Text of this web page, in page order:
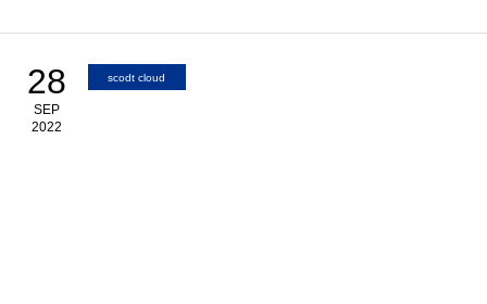
28
SEP
2022
scodt cloud